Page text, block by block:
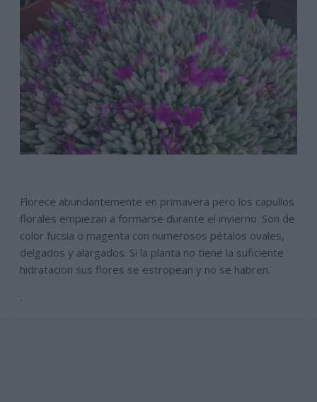
Florece abundantemente en primavera pero los capullos
florales empiezan a formarse durante el invierno. Son de
color fucsia o magenta con numerosos pétalos ovales,
delgados y alargados. Si la planta no tiene la suficiente
hidratacion sus flores se estropean y no se habren.
.